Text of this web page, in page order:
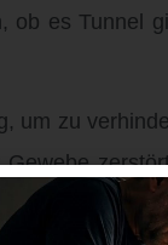
ob es Tunnel
um zu
sogar